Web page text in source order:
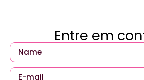
Entre em